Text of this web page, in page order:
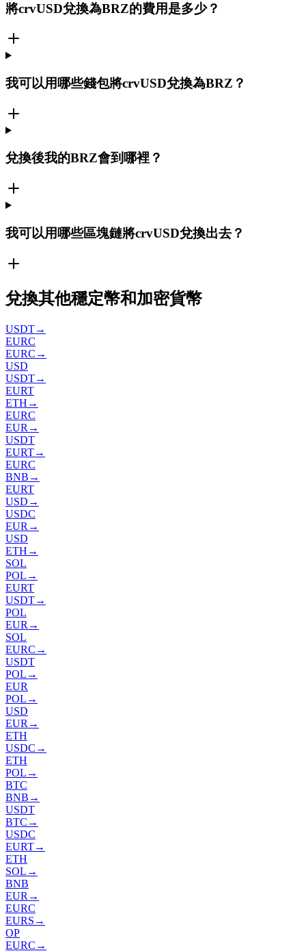
將crvUSD兌換為BRZ的費用是多少？
我可以用哪些錢包將crvUSD兌換為BRZ？
兌換後我的BRZ會到哪裡？
我可以用哪些區塊鏈將crvUSD兌換出去？
兌換其他穩定幣和加密貨幣
USDT→
EURC
EURC →
USD
USDT→
EURT
ETH →
EURC
EUR →
USDT
EURT→
EURC
BNB →
EURT
USD →
USDC
EUR →
USD
ETH →
SOL
POL →
EURT
USDT→
POL
EUR →
SOL
EURC →
USDT
POL →
EUR
POL →
USD
EUR →
ETH
USDC →
ETH
POL →
BTC
BNB →
USDT
BTC →
USDC
EURT→
ETH
SOL →
BNB
EUR →
EURC
EURS →
OP
EURC →